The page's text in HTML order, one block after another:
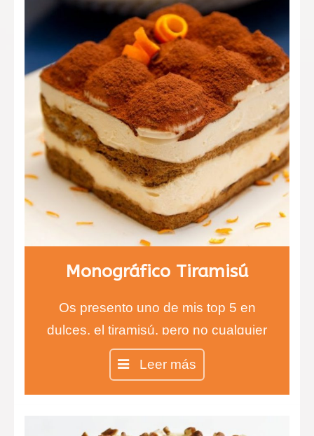
naranja.
Monográfico Tiramisú
Os presento uno de mis top 5 en
dulces, el tiramisú, pero no cualquier
tiramisú, sino el auténtico tiramisú
Leer más